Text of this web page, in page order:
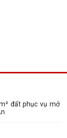
đất phục vụ mở